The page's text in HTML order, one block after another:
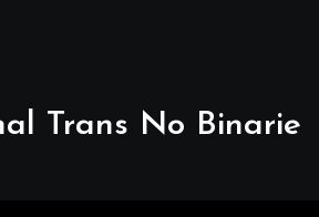
Trans No Binarie